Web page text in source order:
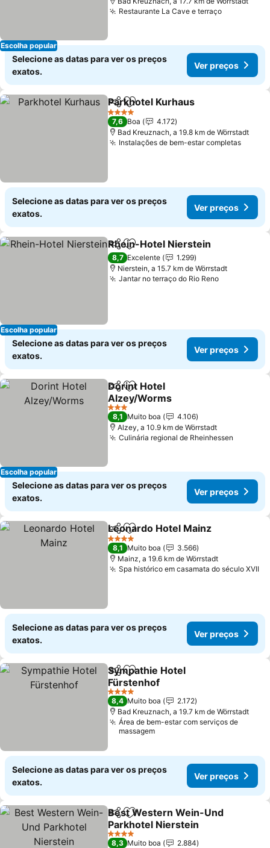
Escolha popular
Restaurante La Cave e terraçoVer
Selecione as datas para ver os preços
exatos.
Ver preços
PartilharAdicionar aos favoritos
Parkhotel Kurhaus
4 Estrelas
7,6 Boa
4.172
Bad Kreuznach, a 19.8 km de Wörrstadt
Instalações de bem-estar completasVer
Selecione as datas para ver os preços
exatos.
Ver preços
Escolha popular
PartilharAdicionar aos favoritos
Rhein-Hotel Nierstein
8,7 Excelente
1.299
Nierstein, a 15.7 km de Wörrstadt
Jantar no terraço do Rio RenoVer preços
Selecione as datas para ver os preços
exatos.
Ver preços
Escolha popular
PartilharAdicionar aos favoritos
Dorint Hotel
Alzey/Worms
Ver preços
3 Estrelas
8,1 Muito boa
4.106
Alzey, a 10.9 km de Wörrstadt
Culinária regional de Rheinhessen
Selecione as datas para ver os preços
exatos.
Ver preços
PartilharAdicionar aos favoritos
Leonardo Hotel Mainz
4 Estrelas
8,1 Muito boa
3.566
Mainz, a 19.6 km de Wörrstadt
Spa histórico em casamata do século XVII
Selecione as datas para ver os preços
exatos.
Ver preços
PartilharAdicionar aos favoritos
Sympathie Hotel
Fürstenhof
Ver preços
4 Estrelas
8,4 Muito boa
2.172
Bad Kreuznach, a 19.7 km de Wörrstadt
Área de bem-estar com serviços de
massagem
Selecione as datas para ver os preços
exatos.
Ver preços
PartilharAdicionar aos favoritos
Best Western Wein-Und
Parkhotel Nierstein
Ver preços
4 Estrelas
8,3 Muito boa
2.884